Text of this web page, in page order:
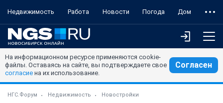
Недвижимость Работа Новости Погода Дом
На информационном ресурсе применяются cookie-
файлы. Оставаясь на сайте, вы подтверждаете свое
согласие на их использование.
Согласен
НГС.Форум Недвижимость Новостройки